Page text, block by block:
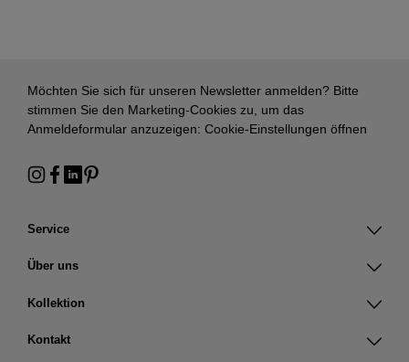
Service
Über uns
Kollektion
Kontakt
Möchten Sie sich für unseren Newsletter anmelden? Bitte
stimmen Sie den Marketing-Cookies zu, um das
Anmeldeformular anzuzeigen: Cookie-Einstellungen öffnen